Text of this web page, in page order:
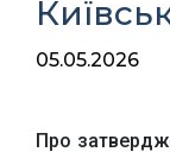
05.05.2026
ПроОфіційний